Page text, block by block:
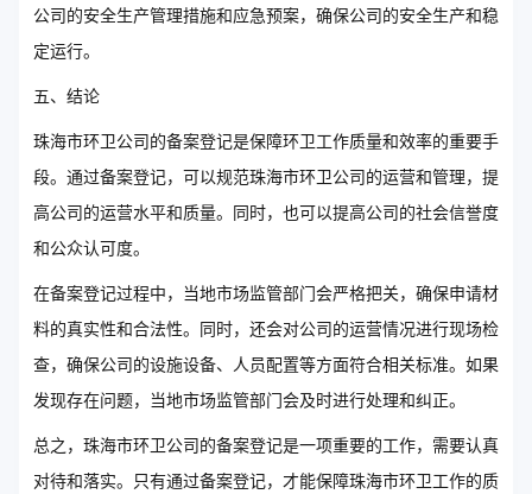
公司的安全生产管理措施和应急预案，确保公司的安全生产和稳
定运行。
五、结论
珠海市环卫公司的备案登记是保障环卫工作质量和效率的重要手
段。通过备案登记，可以规范珠海市环卫公司的运营和管理，提
高公司的运营水平和质量。同时，也可以提高公司的社会信誉度
和公众认可度。
在备案登记过程中，当地市场监管部门会严格把关，确保申请材
料的真实性和合法性。同时，还会对公司的运营情况进行现场检
查，确保公司的设施设备、人员配置等方面符合相关标准。如果
发现存在问题，当地市场监管部门会及时进行处理和纠正。
总之，珠海市环卫公司的备案登记是一项重要的工作，需要认真
对待和落实。只有通过备案登记，才能保障珠海市环卫工作的质